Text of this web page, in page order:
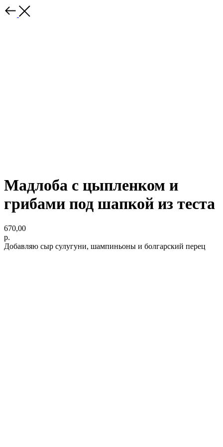
Мадлоба с цыпленком и
грибами под шапкой из теста
670,00
р.
Добавляю сыр сулугуни, шампиньоны и болгарский перец